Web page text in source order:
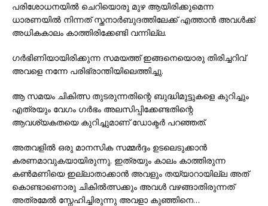
പരിശോധനയിൽ ചെറിയൊരു മുഴ ആയിരിക്കുമെന്ന
ധാരണയിൽ നിന്നത് സ്തനാർബുദത്തിലേക്ക് എത്താൻ അവൾക്ക്
അധികകാലം കാത്തിരിക്കേണ്ടി വന്നില്ല.
ഗര്‍ഭിണിയായിരിക്കുന്ന സമയത്ത് ഇങ്ങനെയൊരു തിരിച്ചറിവ്
അവളെ നന്നേ പരിഭ്രാന്തിയിലെത്തിച്ചു.
ആ സമയം ചികിത്സ തുടരുന്നതിന്റെ ബുദ്ധിമുട്ടുകളെ കുറിച്ചും
എത്രയും വേഗം ഗര്‍ഭം അലസിപ്പിക്കേണ്ടതിന്റെ
ആവശ്യകതയെ കുറിച്ചുമാണ് ഡോക്ടർ പറഞ്ഞത്.
അതവളിൽ ഒരു മാനസിക സമ്മർദ്ദം ഉടലെടുക്കാൻ
കരണമാവുകയായിരുന്നു. ഇത്രയും കാലം കാത്തിരുന്ന
കൺമണിയെ ഇല്ലാതാക്കാൻ അവളും തയ്യാറായില്ല അത്
കൊണ്ടാണൊരു ചികിൽത്സക്കും അവൾ വഴങ്ങാതിരുന്നത്
അത്രമേൽ സ്നേഹിച്ചിരുന്നു അവളാ കുഞ്ഞിനെ…